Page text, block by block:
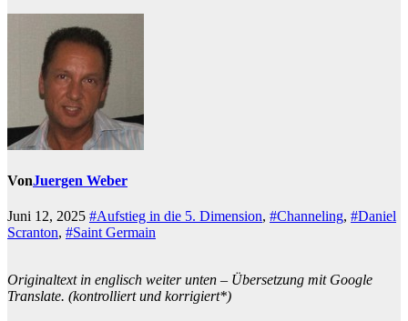
VonJuergen Weber
Juni 12, 2025 #Aufstieg in die 5. Dimension, #Channeling, #Daniel
Scranton, #Saint Germain
Originaltext in englisch weiter unten – Übersetzung mit Google
Translate. (kontrolliert und korrigiert*)